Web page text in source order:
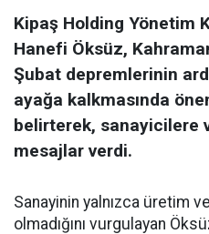
Kipaş Holding Yönetim
Hanefi Öksüz,
Şubat depremlerinin
ayağa kalkmasında
belirterek, sanayicilere
mesajlar verdi.
Sanayinin yalnızca üretim
olmadığını vurgulayan